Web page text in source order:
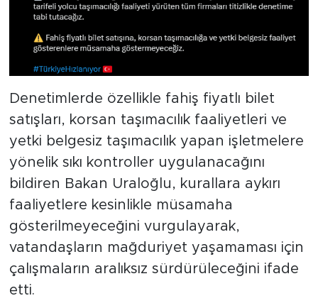
Denetimlerde özellikle fahiş fiyatlı bilet
satışları, korsan taşımacılık faaliyetleri ve
yetki belgesiz taşımacılık yapan işletmelere
yönelik sıkı kontroller uygulanacağını
bildiren Bakan Uraloğlu, kurallara aykırı
faaliyetlere kesinlikle müsamaha
gösterilmeyeceğini vurgulayarak,
vatandaşların mağduriyet yaşamaması için
çalışmaların aralıksız sürdürüleceğini ifade
etti.